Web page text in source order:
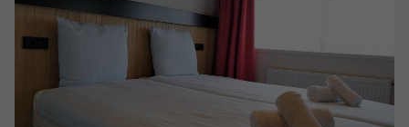
Promoções
Especialistas